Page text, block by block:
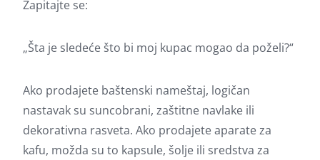
Zapitajte se:
„Šta je sledeće što bi moj kupac mogao da poželi?“
Ako prodajete baštenski nameštaj, logičan
nastavak su suncobrani, zaštitne navlake ili
dekorativna rasveta. Ako prodajete aparate za
kafu, možda su to kapsule, šolje ili sredstva za